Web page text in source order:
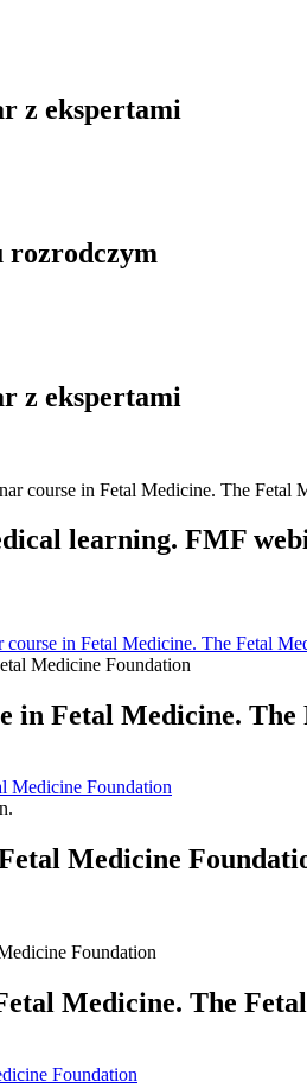
z ekspertami
rozrodczym
z ekspertami
learning. FMF
in Fetal Medicine. The Fetal
Fetal Medicine.
Medicine Foundation
Medicine
Medicine. The
Foundation